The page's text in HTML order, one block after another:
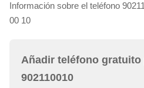
Información sobre el teléfono
00 10
Añadir teléfono gratuito
902110010